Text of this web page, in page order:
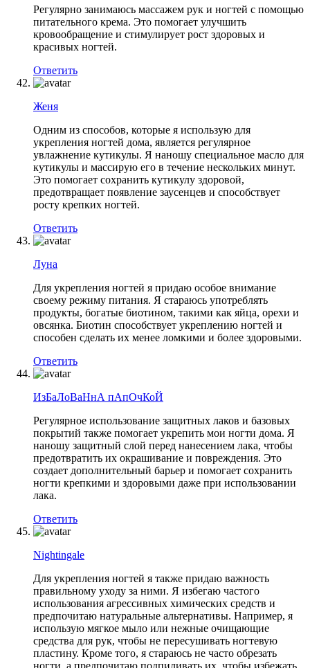
Регулярно занимаюсь массажем рук и ногтей с помощью
питательного крема. Это помогает улучшить
кровообращение и стимулирует рост здоровых и
красивых ногтей.
Ответить
Женя
Одним из способов, которые я использую для
укрепления ногтей дома, является регулярное
увлажнение кутикулы. Я наношу специальное масло для
кутикулы и массирую его в течение нескольких минут.
Это помогает сохранить кутикулу здоровой,
предотвращает появление заусенцев и способствует
росту крепких ногтей.
Ответить
Луна
Для укрепления ногтей я придаю особое внимание
своему режиму питания. Я стараюсь употреблять
продукты, богатые биотином, такими как яйца, орехи и
овсянка. Биотин способствует укреплению ногтей и
способен сделать их менее ломкими и более здоровыми.
Ответить
ИзБаЛоВаНнА пАпОчКоЙ
Регулярное использование защитных лаков и базовых
покрытий также помогает укрепить мои ногти дома. Я
наношу защитный слой перед нанесением лака, чтобы
предотвратить их окрашивание и повреждения. Это
создает дополнительный барьер и помогает сохранить
ногти крепкими и здоровыми даже при использовании
лака.
Ответить
Nightingale
Для укрепления ногтей я также придаю важность
правильному уходу за ними. Я избегаю частого
использования агрессивных химических средств и
предпочитаю натуральные альтернативы. Например, я
использую мягкое мыло или нежные очищающие
средства для рук, чтобы не пересушивать ногтевую
пластину. Кроме того, я стараюсь не часто обрезать
ногти, а предпочитаю подпиливать их, чтобы избежать